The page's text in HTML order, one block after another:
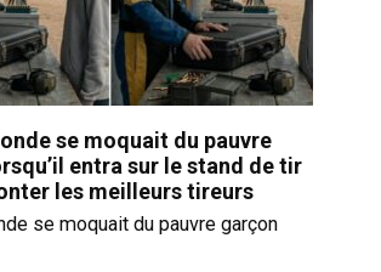
se moquait du pauvre
entra sur le stand de tir
les meilleurs tireurs
se moquait du pauvre garçon